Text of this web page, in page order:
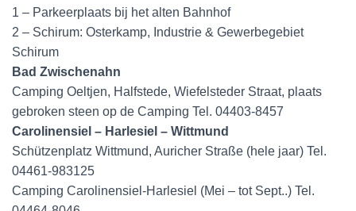
1 – Parkeerplaats bij het alten Bahnhof
2 – Schirum: Osterkamp, Industrie & Gewerbegebiet
Schirum
Bad Zwischenahn
Camping Oeltjen, Halfstede, Wiefelsteder Straat, plaats
gebroken steen op de Camping Tel. 04403-8457
Carolinensiel – Harlesiel – Wittmund
Schützenplatz Wittmund, Auricher Straße (hele jaar) Tel.
04461-983125
Camping Carolinensiel-Harlesiel (Mei – tot Sept..) Tel.